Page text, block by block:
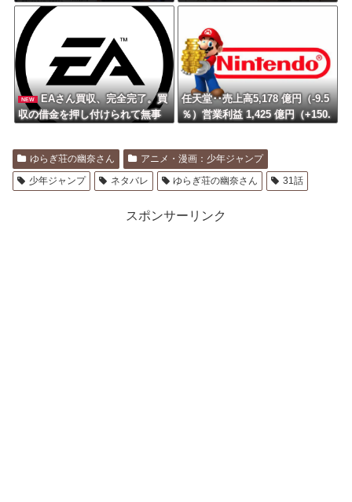
もないよねそれ
NEW
EAさん買収、完全完了。買
収の借金を押し付けられて無事
任天堂‥売上高5,178 億円（-9.5
％）営業利益 1,425 億円（+150.
ゆらぎ荘の幽奈さん
アニメ・漫画：少年ジャンプ
少年ジャンプ
ネタバレ ゆらぎ荘の幽奈さん 31話
スポンサーリンク